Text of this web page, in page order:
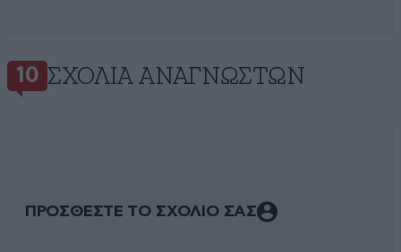
10 ΣΧΌΛΙΑ ΑΝΑΓΝΩΣΤΏΝ
ΠΡΟΣΘΕΣΤΕ ΤΟ ΣΧΟΛΙΟ ΣΑΣ